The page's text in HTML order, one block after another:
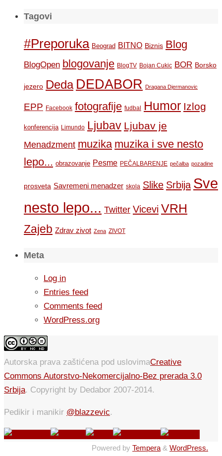
Tagovi
#Preporuka Beograd BITNO Biznis Blog
BlogOpen blogovanje BlogTV Bojan Cukic BOR Borsko
jezero Deda DEDABOR Dragana Djermanovic
EPP Facebook fotografije fudbal Humor Izlog
konferencija Limundo Ljubav Ljubav je
Menadzment muzika muzika i sve nesto
lepo... obrazovanje Pesme PEČALBARENJE pečalba pozadine
prosveta Savremeni menadzer skola Slike Srbija Sve
nesto lepo... Twitter Vicevi VRH
Zajeb Zdrav zivot Zena ZIVOT
Meta
Log in
Entries feed
Comments feed
WordPress.org
Autorska prava zaštićena pod uslovimaCreative
Commons Autorstvo-Nekomercijalno-Bez prerada 3.0
Srbija. Copyright by Dedabor 2007-2014.
Pedikir i manikir @blazzevic.
Powered by Tempera & WordPress.